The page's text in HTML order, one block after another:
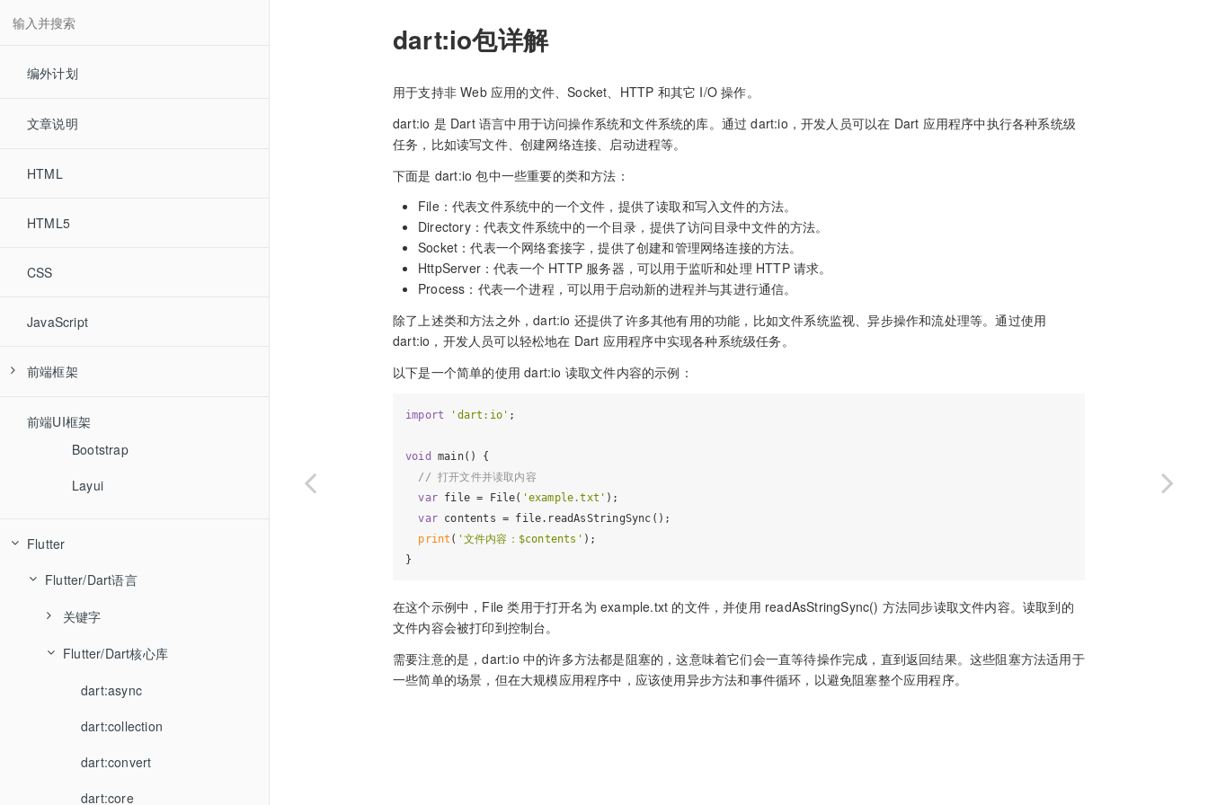
编外计划
文章说明
HTML
HTML5
CSS
JavaScript
前端框架
React
jQuery
Ember
Backbone
前端UI框架
Bootstrap
Layui
Flutter
Flutter/Dart语言
关键字
async
await
Flutter/Dart核心库
dart:async
dart:collection
dart:convert
dart:core
dart:io包详解
用于支持非 Web 应用的文件、Socket、HTTP 和其它 I/O 操作。
dart:io 是 Dart 语言中用于访问操作系统和文件系统的库。通过 dart:io，开发人员可以在 Dart 应用程序中执行各种系统级
任务，比如读写文件、创建网络连接、启动进程等。
下面是 dart:io 包中一些重要的类和方法：
File：代表文件系统中的一个文件，提供了读取和写入文件的方法。
Directory：代表文件系统中的一个目录，提供了访问目录中文件的方法。
Socket：代表一个网络套接字，提供了创建和管理网络连接的方法。
HttpServer：代表一个 HTTP 服务器，可以用于监听和处理 HTTP 请求。
Process：代表一个进程，可以用于启动新的进程并与其进行通信。
除了上述类和方法之外，dart:io 还提供了许多其他有用的功能，比如文件系统监视、异步操作和流处理等。通过使用
dart:io，开发人员可以轻松地在 Dart 应用程序中实现各种系统级任务。
以下是一个简单的使用 dart:io 读取文件内容的示例：
import 'dart:io' ;
void
main() {
// 打开文件并读取内容
var file = File( 'example.txt' );
var contents = file.readAsStringSync();
print ( '文件内容：$contents' );
在这个示例中，File 类用于打开名为 example.txt 的文件，并使用 readAsStringSync() 方法同步读取文件内容。读取到的
文件内容会被打印到控制台。
需要注意的是，dart:io 中的许多方法都是阻塞的，这意味着它们会一直等待操作完成，直到返回结果。这些阻塞方法适用于
一些简单的场景，但在大规模应用程序中，应该使用异步方法和事件循环，以避免阻塞整个应用程序。